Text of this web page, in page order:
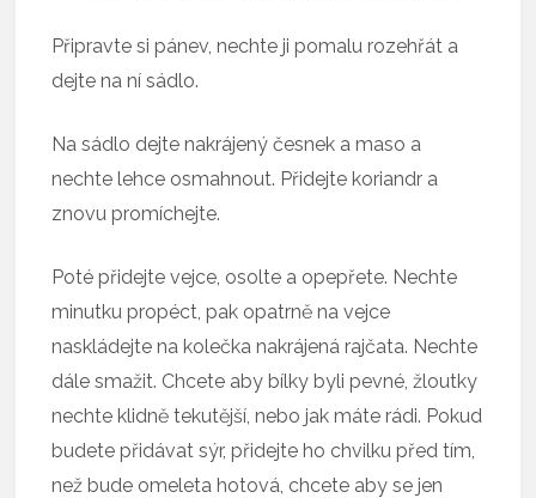
Připravte si pánev, nechte ji pomalu rozehřát a
dejte na ní sádlo.
Na sádlo dejte nakrájený česnek a maso a
nechte lehce osmahnout. Přidejte koriandr a
znovu promíchejte.
Poté přidejte vejce, osolte a opepřete. Nechte
minutku propéct, pak opatrně na vejce
naskládejte na kolečka nakrájená rajčata. Nechte
dále smažit. Chcete aby bílky byli pevné, žloutky
nechte klidně tekutější, nebo jak máte rádi. Pokud
budete přidávat sýr, přidejte ho chvilku před tím,
než bude omeleta hotová, chcete aby se jen